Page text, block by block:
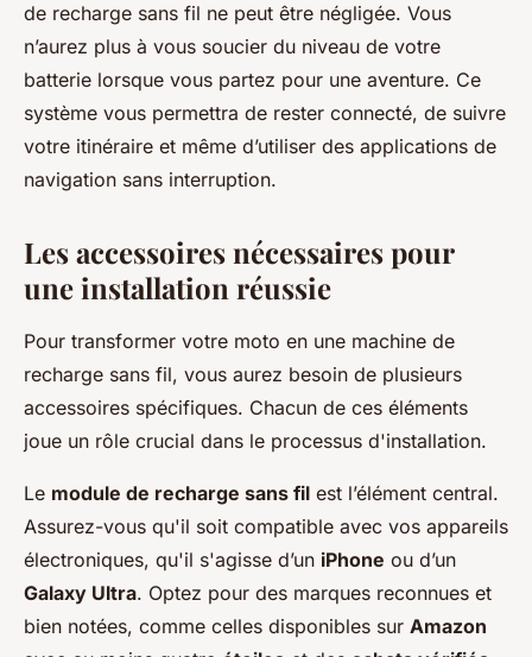
de recharge sans fil ne peut être négligée. Vous
n’aurez plus à vous soucier du niveau de votre
batterie lorsque vous partez pour une aventure. Ce
système vous permettra de rester connecté, de suivre
votre itinéraire et même d’utiliser des applications de
navigation sans interruption.
Les accessoires nécessaires pour
une installation réussie
Pour transformer votre moto en une machine de
recharge sans fil, vous aurez besoin de plusieurs
accessoires spécifiques. Chacun de ces éléments
joue un rôle crucial dans le processus d'installation.
Le module de recharge sans fil est l’élément central.
Assurez-vous qu'il soit compatible avec vos appareils
électroniques, qu'il s'agisse d’un iPhone ou d’un
Galaxy Ultra. Optez pour des marques reconnues et
bien notées, comme celles disponibles sur Amazon